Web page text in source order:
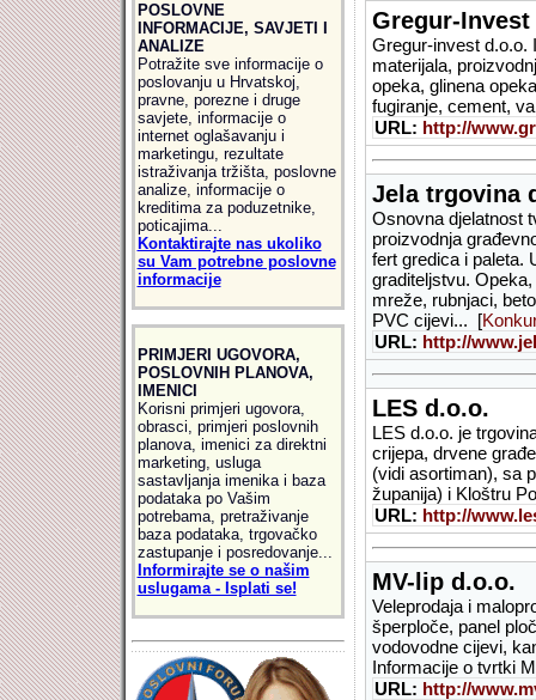
POSLOVNE
INFORMACIJE, SAVJETI I
ANALIZE
Potražite sve informacije o
poslovanju u Hrvatskoj,
pravne, porezne i druge
savjete, informacije o
internet oglašavanju i
marketingu, rezultate
istraživanja tržišta, poslovne
analize, informacije o
kreditima za poduzetnike,
poticajima...
Kontaktirajte nas ukoliko
su Vam potrebne poslovne
informacije
PRIMJERI UGOVORA,
POSLOVNIH PLANOVA,
IMENICI
Korisni primjeri ugovora,
obrasci, primjeri poslovnih
planova, imenici za direktni
marketing, usluga
sastavljanja imenika i baza
podataka po Vašim
potrebama, pretraživanje
baza podataka, trgovačko
zastupanje i posredovanje...
Informirajte se o našim
uslugama - Isplati se!
Gregur-Invest
Gregur-invest d.o.o.
materijala,
opeka, glinena
fugiranje, cement,
URL: http://
Jela trgovina
Osnovna djelatnost
proizvodnja
fert gredica i paleta.
graditeljstvu.
mreže, rubnjaci,
PVC cijevi... [
URL: http://
LES d.o.o.
LES d.o.o. je
crijepa, drvene
(vidi asortiman), sa
županija) i Kloštru
URL: http://
MV-lip d.o.o.
Veleprodaja i
šperploče, panel
vodovodne cijevi,
Informacije o tvrtki
URL: http://